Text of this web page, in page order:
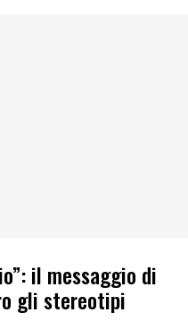
il messaggio di
gli stereotipi